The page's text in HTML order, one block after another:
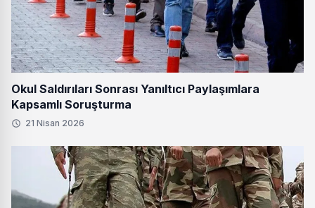
Okul Saldırıları Sonrası Yanıltıcı Paylaşımlara
Kapsamlı Soruşturma
21 Nisan 2026